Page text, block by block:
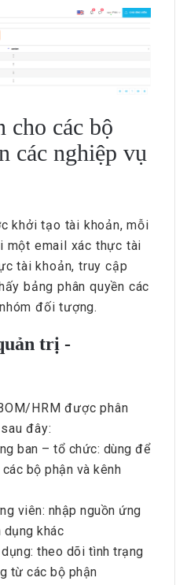
cho các bộ
các nghiệp vụ
khởi tạo tài khoản, mỗi
một email xác thực tài
tài khoản, truy cập
bảng phân quyền các
đối tượng.
trị -
HRM được phân
đây:
ban – tổ chức: dùng để
bộ phận và kênh
viên: nhập nguồn ứng
dụng khác
theo dõi tình trạng
từ các bộ phận